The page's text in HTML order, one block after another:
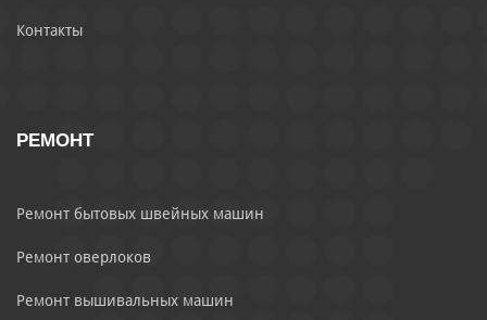
Контакты
РЕМОНТ
Ремонт бытовых швейных машин
Ремонт оверлоков
Ремонт вышивальных машин